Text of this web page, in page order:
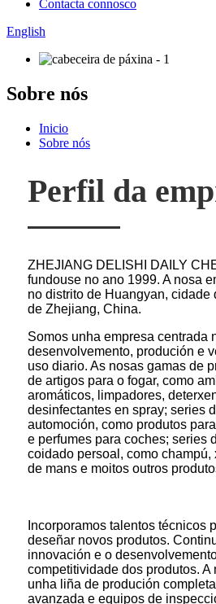
Contacta connosco
English
Sobre nós
Inicio
Sobre nós
Perfil da
ZHEJIANG DELISHI DAILY
fundouse no ano 1999. A nosa
no distrito de Huangyan, cidade
de Zhejiang, China.
Somos unha empresa centrada
desenvolvemento, produción e
uso diario. As nosas gamas de
de artigos para o fogar, como
aromáticos, limpadores,
desinfectantes en spray; series
automoción, como produtos
e perfumes para coches; series
coidado persoal, como champú,
de mans e moitos outros
Incorporamos talentos técnicos
deseñar novos produtos.
innovación e o
competitividade dos produtos. A
unha liña de produción
avanzada e equipos de